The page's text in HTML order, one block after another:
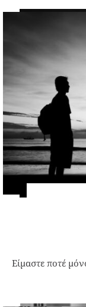
Είμαστε ποτέ